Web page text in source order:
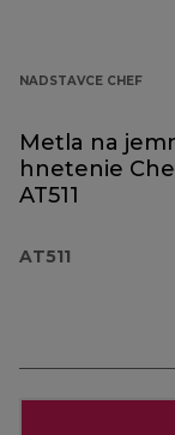
NADSTAVCE CHEF
Metla na
hnetenie
AT511
AT511